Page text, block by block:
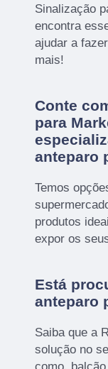
Sinalização
encontra
ajudar a
mais!
Conte
para
anteparo
Temos
produtos
expor os
Está
anteparo
Saiba que a
solução no